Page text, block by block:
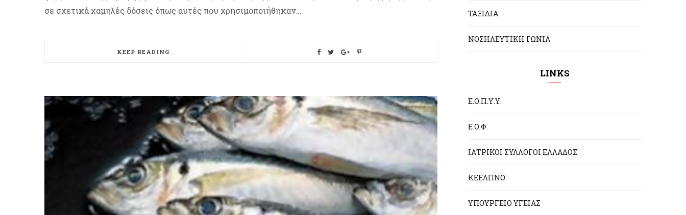
σε σχετικά χαμηλές δόσεις όπως αυτές που χρησιμοποιήθηκαν…
KEEP READING
ΤΑΞΙΔΙΑ
ΝΟΣΗΛΕΥΤΙΚΗ ΓΩΝΙΑ
LINKS
Ε.Ο.Π.Υ.Υ.
Ε.Ο.Φ.
ΙΑΤΡΙΚΟΙ ΣΥΛΛΟΓΟΙ ΕΛΛΑΔΟΣ
ΚΕΕΛΠΝΟ
ΥΠΟΥΡΓΕΙΟ ΥΓΕΙΑΣ